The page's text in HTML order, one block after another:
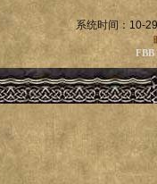
系统时间：10-
FBB